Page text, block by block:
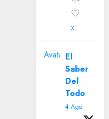
X
Avatar El
Saber
Del
Todo
4 Ago